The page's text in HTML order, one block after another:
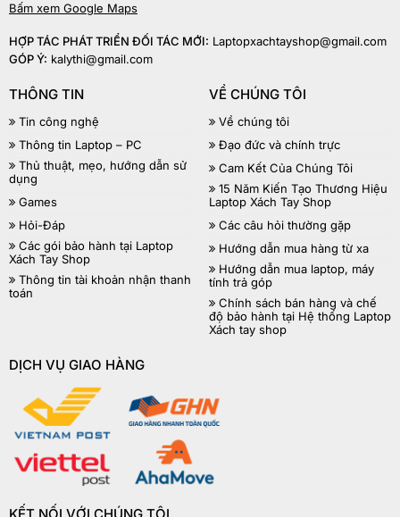
Bấm xem Google Maps
HỢP TÁC PHÁT TRIỂN ĐỐI TÁC MỚI: Laptopxachtayshop@gmail.com
GÓP Ý: kalythi@gmail.com
THÔNG TIN
Tin công nghệ
Thông tin Laptop – PC
Thủ thuật, mẹo, hướng dẫn sử
dụng
Games
Hỏi-Đáp
Các gói bảo hành tại Laptop
Xách Tay Shop
Thông tin tài khoản nhận thanh
toán
VỀ CHÚNG TÔI
Về chúng tôi
Đạo đức và chính trực
Cam Kết Của Chúng Tôi
15 Năm Kiến Tạo Thương Hiệu
Laptop Xách Tay Shop
Các câu hỏi thường gặp
Hướng dẫn mua hàng từ xa
Hướng dẫn mua laptop, máy
tính trả góp
Chính sách bán hàng và chế
độ bảo hành tại Hệ thống Laptop
Xách tay shop
DỊCH VỤ GIAO HÀNG
KẾT NỐI VỚI CHÚNG TÔI